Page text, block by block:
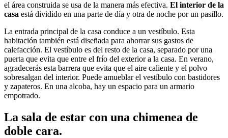
el área construida se usa de la manera más efectiva. El interior de la
casa está dividido en una parte de día y otra de noche por un pasillo.
La entrada principal de la casa conduce a un vestíbulo. Esta
habitación también está diseñada para ahorrar sus gastos de
calefacción. El vestíbulo es del resto de la casa, separado por una
puerta que evita que entre el frío del exterior a la casa. En verano,
agradecerás esta barrera que evita que el aire caliente y el polvo
sobresalgan del interior. Puede amueblar el vestíbulo con bastidores
y zapateros. En una alcoba, hay un espacio para un armario
empotrado.
La sala de estar con una chimenea de
doble cara.